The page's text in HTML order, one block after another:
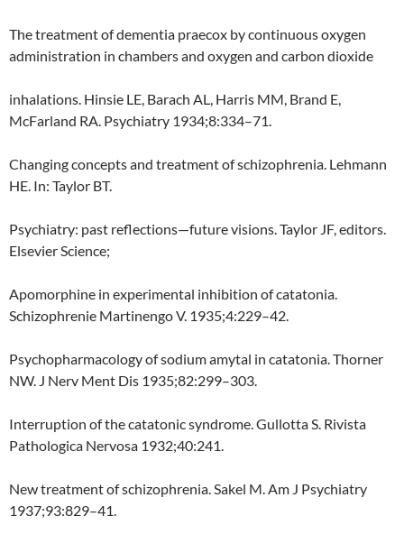
The treatment of dementia praecox by continuous oxygen
administration in chambers and oxygen and carbon dioxide
inhalations. Hinsie LE, Barach AL, Harris MM, Brand E,
McFarland RA. Psychiatry 1934;8:334–71.
Changing concepts and treatment of schizophrenia. Lehmann
HE. In: Taylor BT.
Psychiatry: past reflections—future visions. Taylor JF, editors.
Elsevier Science;
Apomorphine in experimental inhibition of catatonia.
Schizophrenie Martinengo V. 1935;4:229–42.
Psychopharmacology of sodium amytal in catatonia. Thorner
NW. J Nerv Ment Dis 1935;82:299–303.
Interruption of the catatonic syndrome. Gullotta S. Rivista
Pathologica Nervosa 1932;40:241.
New treatment of schizophrenia. Sakel M. Am J Psychiatry
1937;93:829–41.